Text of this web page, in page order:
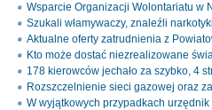
Wsparcie Organizacji Wolontariatu w
Szukali włamywaczy, znaleźli
Aktualne oferty zatrudnienia z
Kto może dostać niezrealizowane
178 kierowców jechało za szybko, 4
Rozszczelnienie sieci gazowej oraz
W wyjątkowych przypadkach